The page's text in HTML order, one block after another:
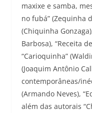
maxixe e samba,
no fubá” (Zequinha
(Chiquinha
Barbosa), “Receita
“Carioquinha”
(Joaquim Antônio
contemporâneas/
(Armando Neves),
além das autorais